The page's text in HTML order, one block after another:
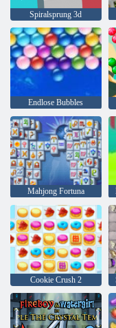
Spiralsprung 3d
Endlose Bubbles
Mahjong Fortuna
Cookie Crush 2